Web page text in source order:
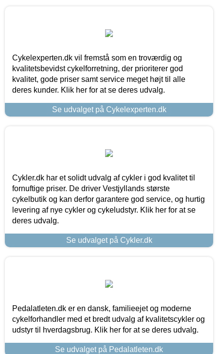
Cykelexperten.dk vil fremstå som en troværdig og
kvalitetsbevidst cykelforretning, der prioriterer god
kvalitet, gode priser samt service meget højt til alle
deres kunder. Klik her for at se deres udvalg.
Se udvalget på Cykelexperten.dk
Cykler.dk har et solidt udvalg af cykler i god kvalitet til
fornuftige priser. De driver Vestjyllands største
cykelbutik og kan derfor garantere god service, og hurtig
levering af nye cykler og cykeludstyr. Klik her for at se
deres udvalg.
Se udvalget på Cykler.dk
Pedalatleten.dk er en dansk, familieejet og moderne
cykelforhandler med et bredt udvalg af kvalitetscykler og
udstyr til hverdagsbrug. Klik her for at se deres udvalg.
Se udvalget på Pedalatleten.dk